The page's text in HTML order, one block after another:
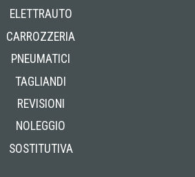
ELETTRAUTO
CARROZZERIA
PNEUMATICI
TAGLIANDI
REVISIONI
NOLEGGIO
SOSTITUTIVA